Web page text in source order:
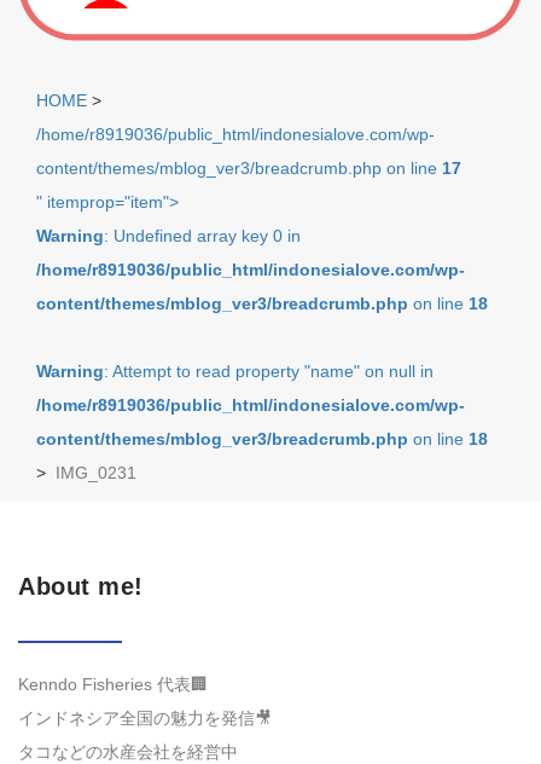
HOME >
/home/r8919036/public_html/indonesialove.com/wp-
content/themes/mblog_ver3/breadcrumb.php on line 17
" itemprop="item">
Warning: Undefined array key 0 in
/home/r8919036/public_html/indonesialove.com/wp-
content/themes/mblog_ver3/breadcrumb.php on line 18
Warning: Attempt to read property "name" on null in
/home/r8919036/public_html/indonesialove.com/wp-
content/themes/mblog_ver3/breadcrumb.php on line 18
> IMG_0231
About me!
Kenndo Fisheries 代表🏢
インドネシア全国の魅力を発信🎥
タコなどの水産会社を経営中